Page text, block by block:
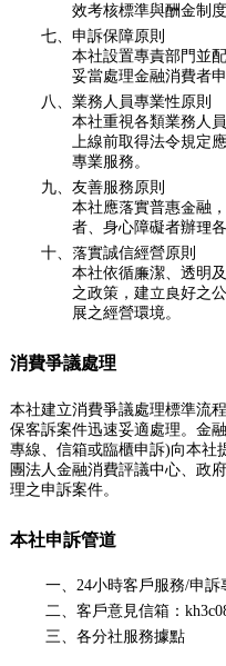
效考核標準與酬金制度
七、申訴保障原則
本社設置專責部門並
妥當處理金融消費者
八、業務人員專業性原則
本社重視各類業務人
上線前取得法令規定
專業服務。
九、友善服務原則
本社應落實普惠金融
者、身心障礙者辦理
十、落實誠信經營原則
本社依循廉潔、透明
之政策，建立良好之
展之經營環境。
消費爭議處理
本社建立消費爭議處理標準流
保客訴案件迅速妥適處理。金
專線、信箱或臨櫃申訴)向本社
團法人金融消費評議中心、政
理之申訴案件。
本社申訴管道
一、24小時客戶服務/申訴
二、客戶意見信箱：
三、各分社服務據點